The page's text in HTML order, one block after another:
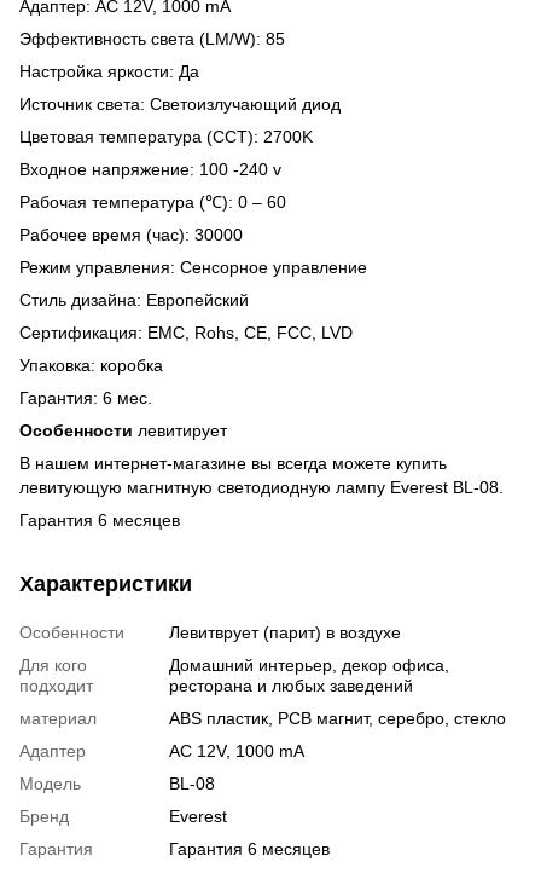
Адаптер: AC 12V, 1000 mA
Эффективность света (LM/W): 85
Настройка яркости: Да
Источник света: Светоизлучающий диод
Цветовая температура (CCT): 2700K
Входное напряжение: 100 -240 v
Рабочая температура (℃): 0 – 60
Рабочее время (час): 30000
Режим управления: Сенсорное управление
Стиль дизайна: Европейский
Сертификация: EMC, Rohs, CE, FCC, LVD
Упаковка: коробка
Гарантия: 6 мес.
Особенности левитирует
В нашем интернет-магазине вы всегда можете купить
левитующую магнитную светодиодную лампу Everest BL-08.
Гарантия 6 месяцев
Характеристики
Особенности
Левитврует (парит) в воздухе
Для кого
подходит
Домашний интерьер, декор офиса,
ресторана и любых заведений
материал
ABS пластик, PCB магнит, серебро, стекло
Адаптер
AC 12V, 1000 mA
Модель
BL-08
Бренд
Everest
Гарантия
Гарантия 6 месяцев